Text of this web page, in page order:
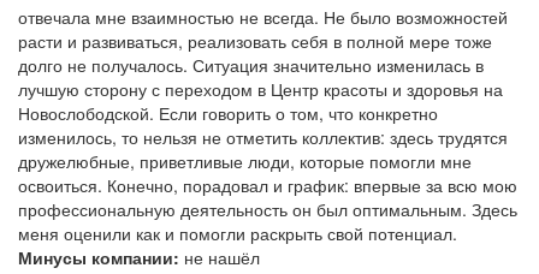
отвечала мне взаимностью не всегда. Не было возможностей
расти и развиваться, реализовать себя в полной мере тоже
долго не получалось. Ситуация значительно изменилась в
лучшую сторону с переходом в Центр красоты и здоровья на
Новослободской. Если говорить о том, что конкретно
изменилось, то нельзя не отметить коллектив: здесь трудятся
дружелюбные, приветливые люди, которые помогли мне
освоиться. Конечно, порадовал и график: впервые за всю мою
профессиональную деятельность он был оптимальным. Здесь
меня оценили как и помогли раскрыть свой потенциал.
Минусы компании: не нашёл